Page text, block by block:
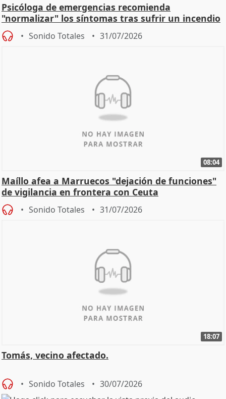
Psicóloga de emergencias recomienda
"normalizar" los síntomas tras sufrir un incendio
Sonido Totales 31/07/2026
08:04
Maíllo afea a Marruecos "dejación de funciones"
de vigilancia en frontera con Ceuta
Sonido Totales 31/07/2026
18:07
Tomás, vecino afectado.
Sonido Totales 30/07/2026